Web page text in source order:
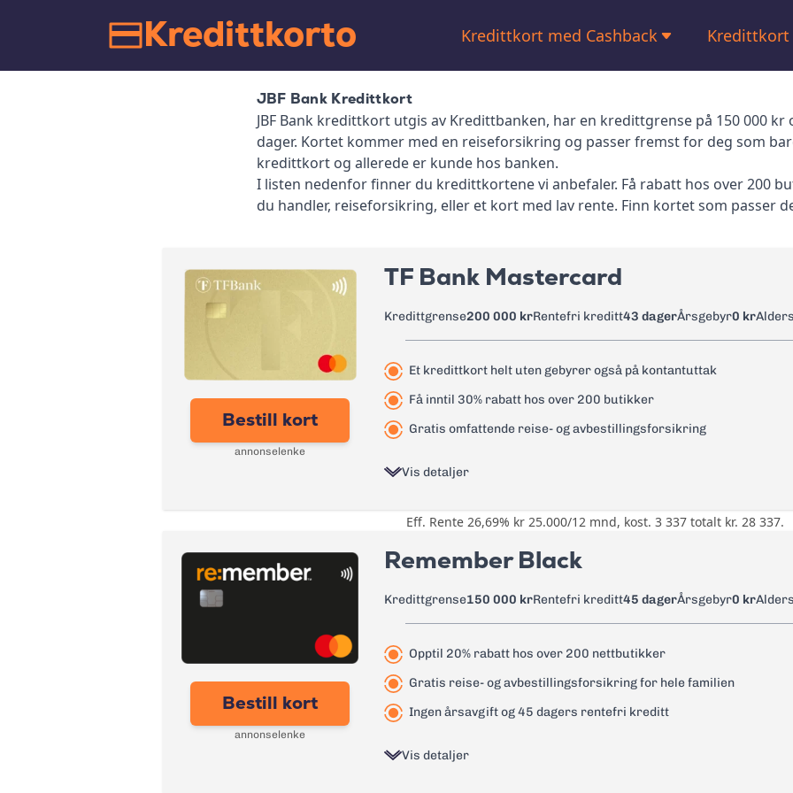
Kredittkorto
Kredittkort med Cashback
Kredittkort med bonus
Kredittkort med høy kredittgrense
Kredittkort
Bensinkort
Kredittkort
Kredittkort
JBF Bank Kredittkort
JBF Bank kredittkort utgis av Kredittbanken, har en kredittgrense på 150 000
dager. Kortet kommer med en reiseforsikring og passer fremst for deg som
kredittkort og allerede er kunde hos banken.
I listen nedenfor finner du kredittkortene vi anbefaler. Få rabatt hos over 200
du handler, reiseforsikring, eller et kort med lav rente. Finn kortet som passer
TF Bank Mastercard
Kredittgrense200 000 krRentefri kreditt43 dagerÅrsgebyr0 kr
Bestill kort
annonselenke
Et kredittkort helt uten gebyrer også på kontantuttak
Få inntil 30% rabatt hos over 200 butikker
Gratis omfattende reise- og avbestillingsforsikring
Vis detaljer
Opptil 30% rabatt hos over 200
Forsikring: Reise- og avbestillingsforsikring
0 kr
Rente: 22,65%
Effektiv rente: 26,79%
Kontantuttak i minibank:
Eff. Rente 26,69% kr 25.000/12 mnd, kost. 3 337 totalt kr. 28 337.
Remember Black
Kredittgrense150 000 krRentefri kreditt45 dagerÅrsgebyr0 kr
Bestill kort
annonselenke
Opptil 20% rabatt hos over 200 nettbutikker
Gratis reise- og avbestillingsforsikring for hele familien
Ingen årsavgift og 45 dagers rentefri kreditt
Vis detaljer